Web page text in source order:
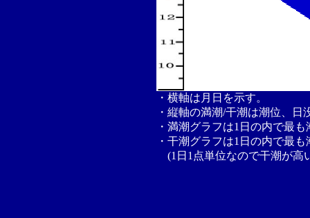
・横軸は月日を示す。
・縦軸の満潮/干潮は潮位、
・満潮グラフは1日の内で最
・干潮グラフは1日の内で最
(1日1点単位なので干潮が高